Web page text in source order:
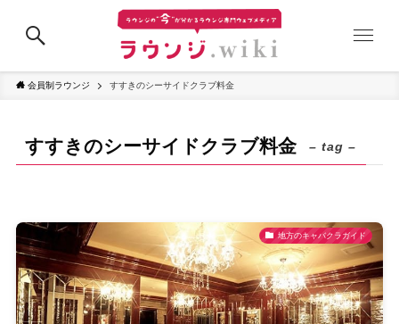
会員制ラウンジ すすきのシーサイドクラブ料金
すすきのシーサイドクラブ料金 – tag –
地方のキャバクラガイド